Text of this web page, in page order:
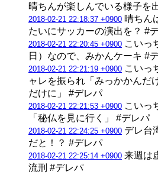
晴ちんが楽しんでいる様子を
2018-02-21 22:18:37 +0900 晴ちん
たいにサッカーの演出を？ #
2018-02-21 22:20:45 +0900 こいっ
日）なので、みかんケーキ #
2018-02-21 22:21:19 +0900 こいっ
ャレを振られ「みっかかんだ
だけに」 #デレパ
2018-02-21 22:21:53 +0900 こいっ
「秘仏を見に行く」 #デレパ
2018-02-21 22:24:25 +0900 デレ台
だと！？ #デレパ
2018-02-21 22:25:14 +0900 来週は
流刑 #デレパ